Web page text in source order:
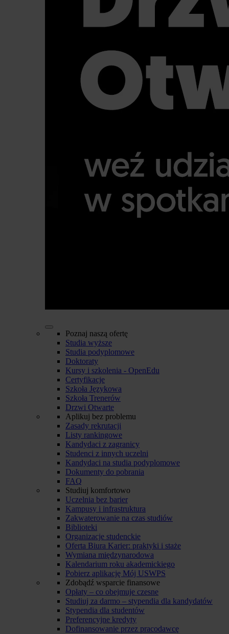
Poznaj naszą ofertę
Studia wyższe
Studia podyplomowe
Doktoraty
Kursy i szkolenia - OpenEdu
Certyfikacje
Szkoła Językowa
Szkoła Trenerów
Drzwi Otwarte
Aplikuj bez problemu
Zasady rekrutacji
Listy rankingowe
Kandydaci z zagranicy
Studenci z innych uczelni
Kandydaci na studia podyplomowe
Dokumenty do pobrania
FAQ
Studiuj komfortowo
Uczelnia bez barier
Kampusy i infrastruktura
Zakwaterowanie na czas studiów
Biblioteki
Organizacje studenckie
Oferta Biura Karier: praktyki i staże
Wymiana międzynarodowa
Kalendarium roku akademickiego
Pobierz aplikację Mój USWPS
Zdobądź wsparcie finansowe
Opłaty – co obejmuje czesne
Studiuj za darmo – stypendia dla kandydatów
Stypendia dla studentów
Preferencyjne kredyty
Dofinansowanie przez pracodawcę